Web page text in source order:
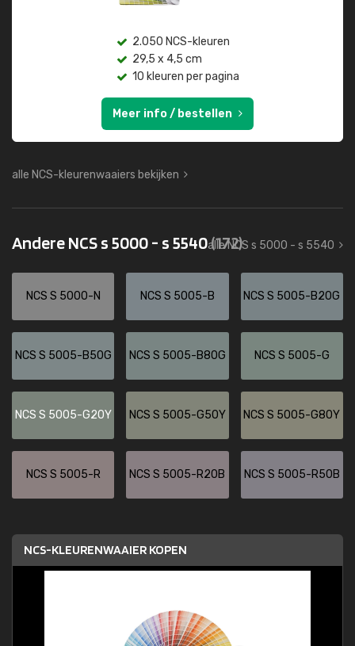
2.050 NCS-kleuren
29,5 x 4,5 cm
10 kleuren per pagina
Meer info / bestellen
alle NCS-kleurenwaaiers bekijken
Andere NCS s 5000 - s 5540(172)
alle NCS s 5000 - s 5540
NCS S 5000-N NCS S 5005-B NCS S 5005-B20G
NCS S 5005-B50G NCS S 5005-B80G NCS S 5005-G
NCS S 5005-G20Y NCS S 5005-G50Y NCS S 5005-G80Y
NCS S 5005-R NCS S 5005-R20B NCS S 5005-R50B
NCS-KLEURENWAAIER KOPEN